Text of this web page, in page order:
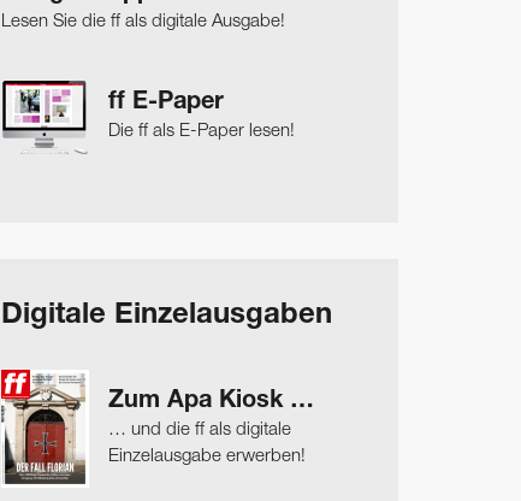
Lesen Sie die ff als digitale Ausgabe!
ff E-Paper
Die ff als E-Paper lesen!
Digitale Einzelausgaben
Zum Apa Kiosk …
… und die ff als digitale
Einzelausgabe erwerben!